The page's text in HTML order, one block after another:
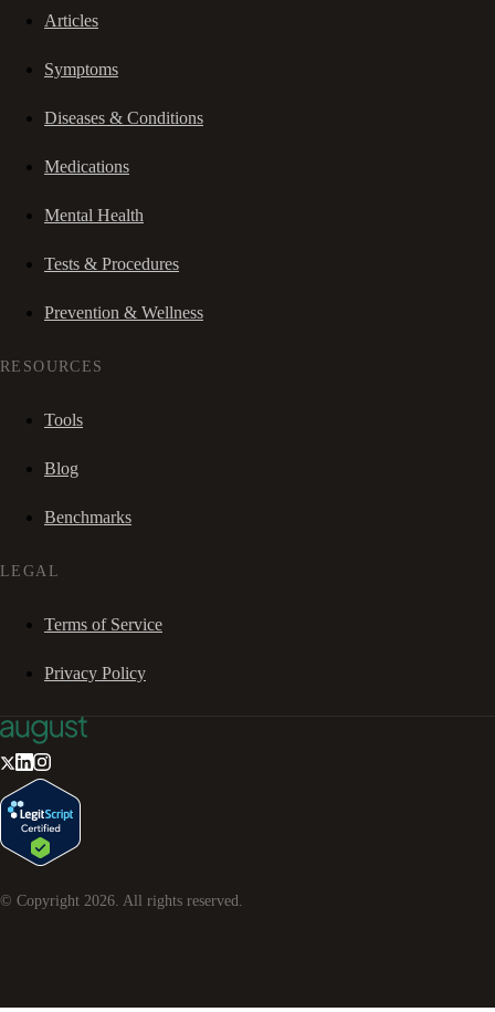
Articles
Symptoms
Diseases & Conditions
Medications
Mental Health
Tests & Procedures
Prevention & Wellness
RESOURCES
Tools
Blog
Benchmarks
LEGAL
Terms of Service
Privacy Policy
© Copyright 2026. All rights reserved.